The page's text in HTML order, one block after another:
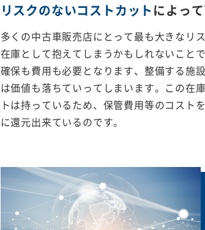
リスクのないコストカットによって
多くの中古車販売店にとって最も大きなリ
在庫として抱えてしまうかもしれないこと
確保も費用も必要となります、整備する施
は価値も落ちていってしまいます。この在
トは持っているため、保管費用等のコスト
に還元出来ているのです。